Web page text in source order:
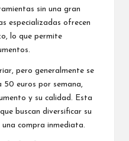
sin una gran
especializadas ofrecen
lo que permite
pero generalmente se
50 euros por semana,
y su calidad. Esta
buscan diversificar su
compra inmediata.